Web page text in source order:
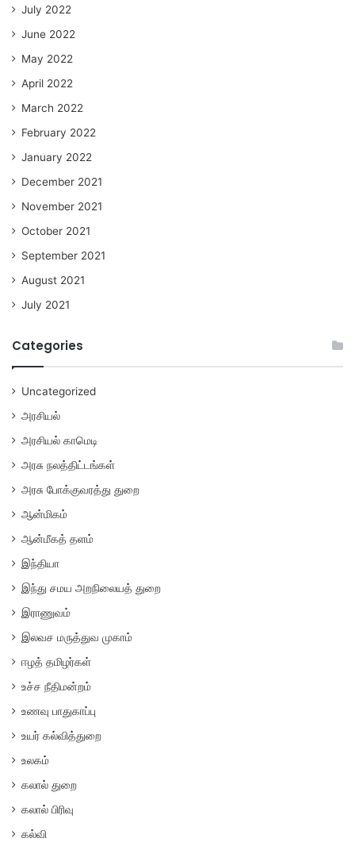
July 2022
June 2022
May 2022
April 2022
March 2022
February 2022
January 2022
December 2021
November 2021
October 2021
September 2021
August 2021
July 2021
Categories
Uncategorized
அரசியல்
அரசியல் காமெடி
அரசு நலத்திட்டங்கள்
அரசு போக்குவரத்து துறை
ஆன்மிகம்
ஆன்மீகத் தளம்
இந்தியா
இந்து சமய அறநிலையத் துறை
இராணுவம்
இலவச மருத்துவ முகாம்
ஈழத் தமிழர்கள்
உச்ச நீதிமன்றம்
உணவு பாதுகாப்பு
உயர் கல்வித்துறை
உலகம்
கலால் துறை
கலால் பிரிவு
கல்வி